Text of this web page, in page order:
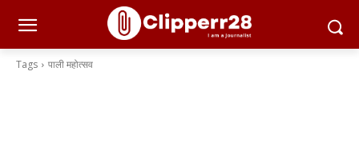
Tags पाली महोत्सव